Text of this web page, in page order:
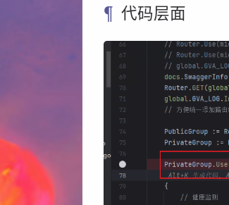
代码层面